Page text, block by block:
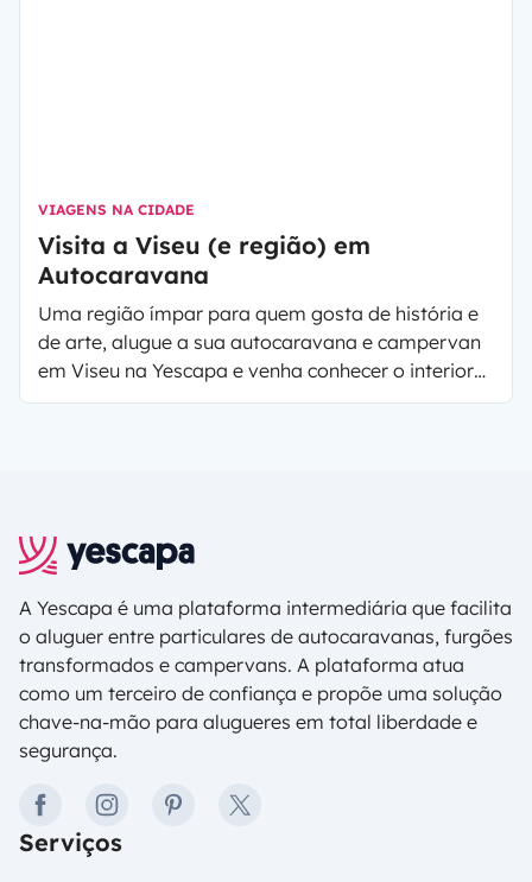
VIAGENS NA CIDADE
Visita a Viseu (e região) em
Autocaravana
Uma região ímpar para quem gosta de história e
de arte, alugue a sua autocaravana e campervan
em Viseu na Yescapa e venha conhecer o interior
do centro de Portugal. Conheça Viseu sem pressas
A Yescapa é uma plataforma intermediária que facilita
o aluguer entre particulares de autocaravanas, furgões
transformados e campervans. A plataforma atua
como um terceiro de confiança e propõe uma solução
chave-na-mão para alugueres em total liberdade e
segurança.
facebookinstagrampinteresttwitter
Serviços